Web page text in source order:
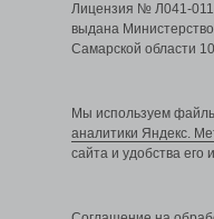
Лицензия № Л041-
выдана
Самарской области
Мы используем
аналитики Яндекс.
сайта и удобства его